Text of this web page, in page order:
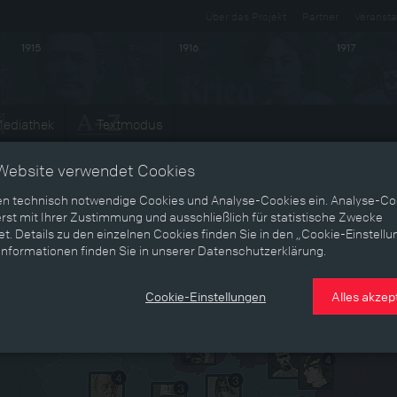
1915 1916 1917
Textmodus
und das Ende der Habsburgermonarchie“ – die
des Krieges von 1914 - 1918 in Österreich.
verwendet Cookies
technisch notwendige Cookies und Analyse-Cookies ein. Analyse-
mit Ihrer Zustimmung und ausschließlich für statistische Zwecke
Details zu den einzelnen Cookies finden Sie in den „Cookie-
finden Sie in unserer Datenschutzerklärung.
Cookie-Einstellungen Alles